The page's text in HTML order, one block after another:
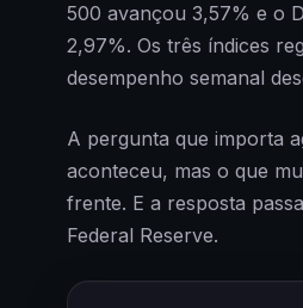
500 avançou 3,57% e o
2,97%. Os três índices
desempenho semanal
A pergunta que importa
aconteceu, mas o que
frente. E a resposta
Federal Reserve.